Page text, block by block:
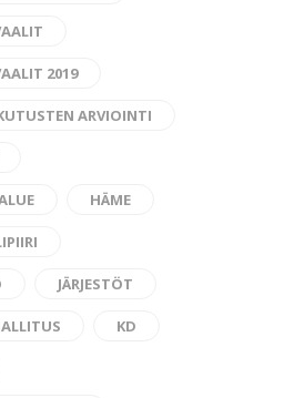
2019
ARVIOINTI
HÄME
JÄRJESTÖT
KD